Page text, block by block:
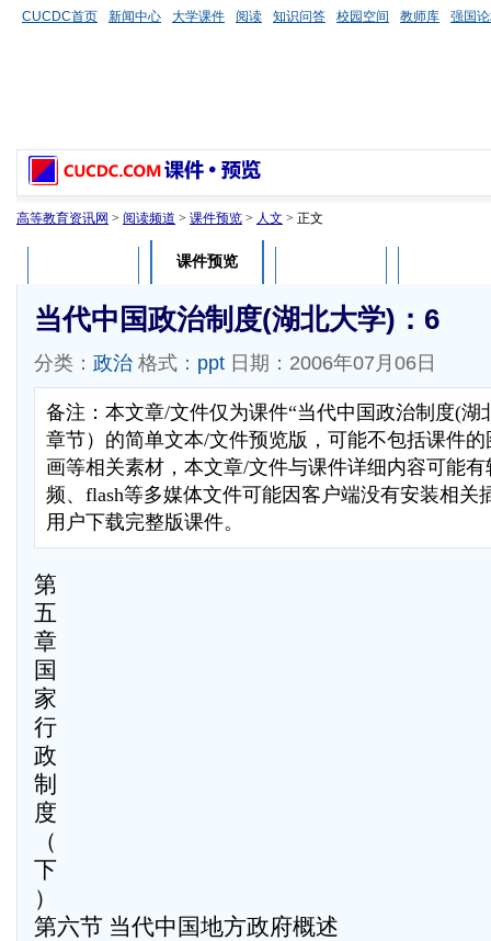
CUCDC首页 新闻中心 大学课件 阅读 知识问答 校园空间 教师库 强国
高等教育资讯网 > 阅读频道 > 课件预览 > 人文 > 正文
课件预览
当代中国政治制度(湖北大学)：6
分类： 政治 格式： ppt 日期：2006年07月06日
备注：本文章/文件仅为课件“当代中国政治制度(湖
章节）的简单文本/文件预览版，可能不包括课件
画等相关素材，本文章/文件与课件详细内容可能
频、flash等多媒体文件可能因客户端没有安装相关
用户下载完整版课件。
第
五
章
国
家
行
政
制
度
（
下
）
第六节 当代中国地方政府概述